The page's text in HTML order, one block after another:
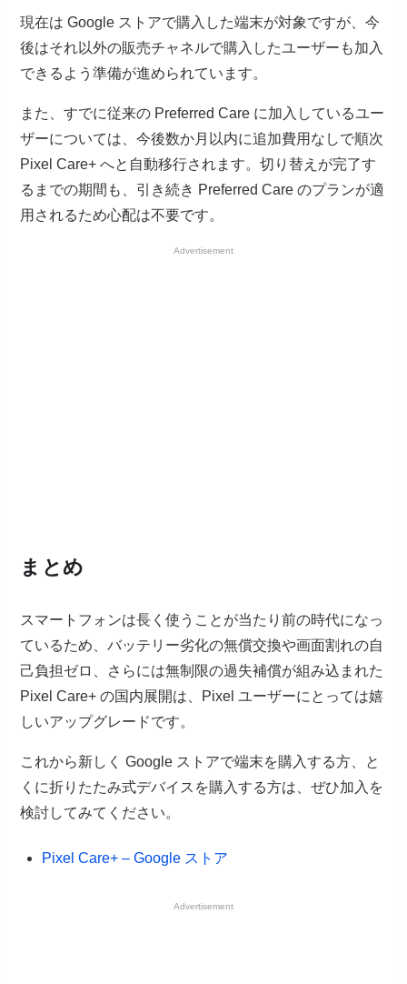
現在は Google ストアで購入した端末が対象ですが、今
後はそれ以外の販売チャネルで購入したユーザーも加入
できるよう準備が進められています。
また、すでに従来の Preferred Care に加入しているユー
ザーについては、今後数か月以内に追加費用なしで順次
Pixel Care+ へと自動移行されます。切り替えが完了す
るまでの期間も、引き続き Preferred Care のプランが適
用されるため心配は不要です。
Advertisement
まとめ
スマートフォンは長く使うことが当たり前の時代になっ
ているため、バッテリー劣化の無償交換や画面割れの自
己負担ゼロ、さらには無制限の過失補償が組み込まれた
Pixel Care+ の国内展開は、Pixel ユーザーにとっては嬉
しいアップグレードです。
これから新しく Google ストアで端末を購入する方、と
くに折りたたみ式デバイスを購入する方は、ぜひ加入を
検討してみてください。
Pixel Care+ – Google ストア
Advertisement